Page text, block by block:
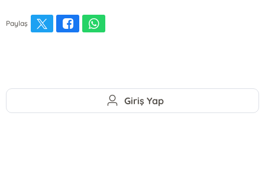
Paylaş
Giriş Yap